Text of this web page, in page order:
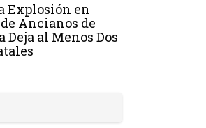
Explosión en
Ancianos de
al Menos Dos